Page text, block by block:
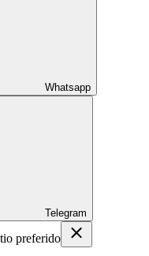
Whatsapp
Telegram
preferido